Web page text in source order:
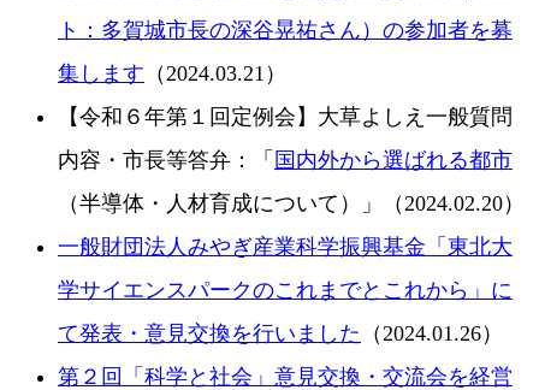
ト：多賀城市長の深谷晃祐さん）の参加者を募
集します （2024.03.21）
【令和６年第１回定例会】大草よしえ一般質問
内容・市長等答弁：「 国内外から選ばれる都市
（半導体・人材育成について）」（2024.02.20）
一般財団法人みやぎ産業科学振興基金「東北大
学サイエンスパークのこれまでとこれから」に
て発表・意見交換を行いました （2024.01.26）
第２回「科学と社会」意見交換・交流会を経営